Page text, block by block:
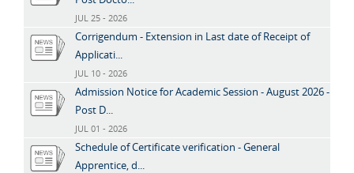
JUL 25 - 2026
Corrigendum - Extension in Last date of Receipt of
Applicati...
JUL 10 - 2026
Admission Notice for Academic Session - August 2026 -
Post D...
JUL 01 - 2026
Schedule of Certificate verification - General
Apprentice, d...